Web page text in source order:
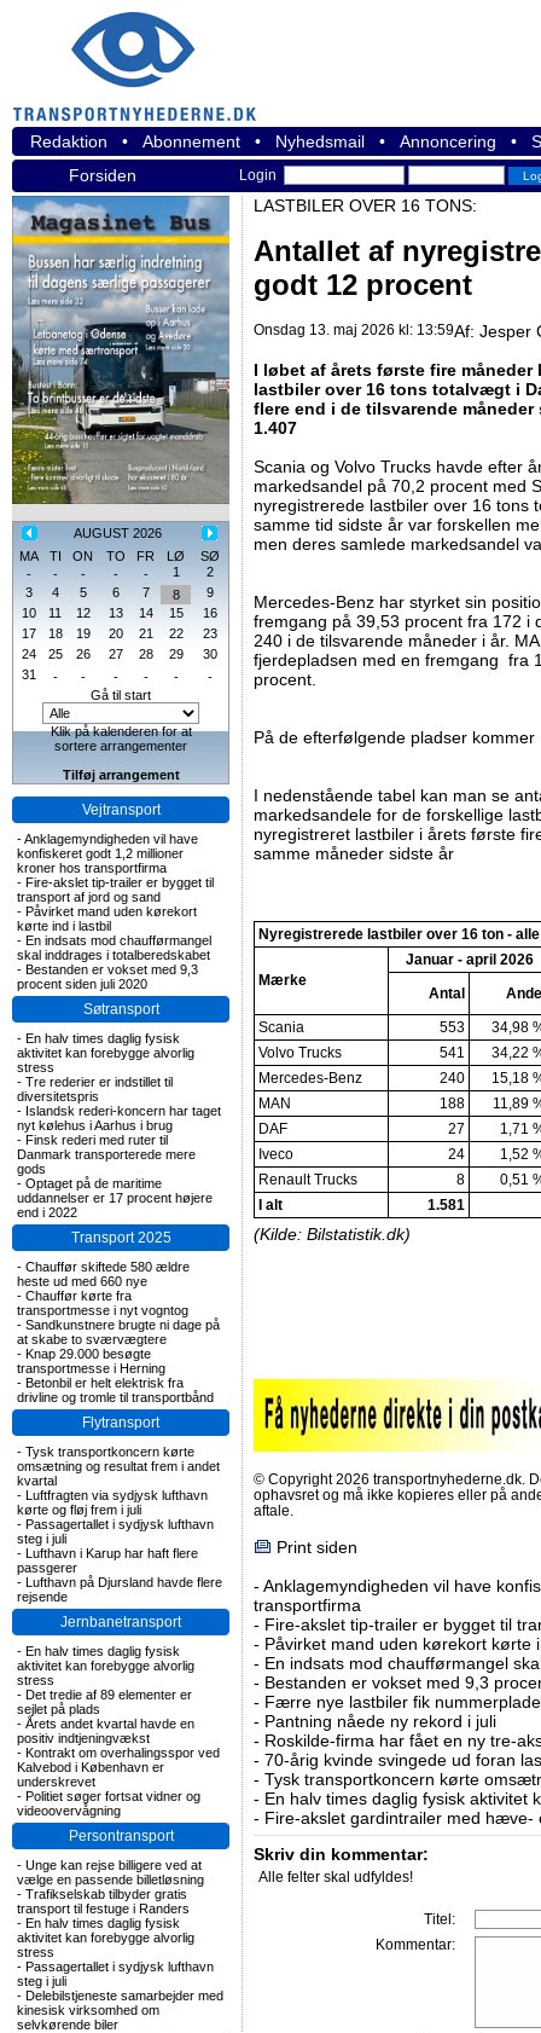
Redaktion • Abonnement • Nyhedsmail • Annoncering •
Forsiden
Login
AUGUST 2026
MA
TI ON TO FR LØ
SØ
-
- - - - 1
2
3
4 5 6 7 8
9
10
11 12 13 14 15
16
17
18 19 20 21 22
23
24
25 26 27 28 29
30
31
- - - - -
-
Gå til start
Klik på kalenderen for at
sortere arrangementer
Tilføj arrangement
Vejtransport
-Anklagemyndigheden vil have
konfiskeret godt 1,2 millioner
kroner hos transportfirma
- Fire-akslet tip-trailer er bygget til
transport af jord og sand
- Påvirket mand uden kørekort
kørte ind i lastbil
- En indsats mod chaufførmangel
skal inddrages i totalberedskabet
- Bestanden er vokset med 9,3
procent siden juli 2020
Søtransport
- En halv times daglig fysisk
aktivitet kan forebygge alvorlig
stress
- Tre rederier er indstillet til
diversitetspris
- Islandsk rederi-koncern har taget
nyt kølehus i Aarhus i brug
- Finsk rederi med ruter til
Danmark transporterede mere
gods
- Optaget på de maritime
uddannelser er 17 procent højere
end i 2022
Transport 2025
- Chauffør skiftede 580 ældre
heste ud med 660 nye
- Chauffør kørte fra
transportmesse i nyt vogntog
- Sandkunstnere brugte ni dage på
at skabe to sværvægtere
- Knap 29.000 besøgte
transportmesse i Herning
- Betonbil er helt elektrisk fra
drivline og tromle til transportbånd
Flytransport
- Tysk transportkoncern kørte
omsætning og resultat frem i andet
kvartal
- Luftfragten via sydjysk lufthavn
kørte og fløj frem i juli
- Passagertallet i sydjysk lufthavn
steg i juli
- Lufthavn i Karup har haft flere
passgerer
- Lufthavn på Djursland havde flere
rejsende
Jernbanetransport
- En halv times daglig fysisk
aktivitet kan forebygge alvorlig
stress
- Det tredie af 89 elementer er
sejlet på plads
- Årets andet kvartal havde en
positiv indtjeningvækst
- Kontrakt om overhalingsspor ved
Kalvebod i København er
underskrevet
- Politiet søger fortsat vidner og
videoovervågning
Persontransport
- Unge kan rejse billigere ved at
vælge en passende billetløsning
- Trafikselskab tilbyder gratis
transport til festuge i Randers
- En halv times daglig fysisk
aktivitet kan forebygge alvorlig
stress
- Passagertallet i sydjysk lufthavn
steg i juli
- Delebilstjeneste samarbejder med
kinesisk virksomhed om
selvkørende biler
LASTBILER OVER 16 TONS:
Antallet af
godt 12 procent
Onsdag 13. maj 2026 kl: 13:59Af: Jesper
I løbet af årets første fire
lastbiler over 16 tons totalvægt i
flere end i de tilsvarende
1.407
Scania og Volvo Trucks havde efter
markedsandel på 70,2 procent med
nyregistrerede lastbiler over 16 tons
samme tid sidste år var forskellen
men deres samlede markedsandel
Mercedes-Benz har styrket sin
fremgang på 39,53 procent fra 172 i
240 i de tilsvarende måneder i år.
fjerdepladsen med en fremgang fra
procent.
På de efterfølgende pladser
I nedenstående tabel kan man se
markedsandele for de forskellige
nyregistreret lastbiler i årets første
samme måneder sidste år
Nyregistrerede lastbiler over 16 ton -
Mærke
Januar - april 2026
Antal
Scania
553
34,98
Volvo Trucks
541
34,22
Mercedes-Benz
240
15,18
MAN
188
11,89
DAF
27
1,71
Iveco
24
1,52
Renault Trucks
8
0,51
I alt
1.581
(Kilde: Bilstatistik.dk)
© Copyright 2026 transportnyhederne.dk.
ophavsret og må ikke kopieres eller på
aftale.
Print siden
- Anklagemyndigheden vil have
transportfirma
- Fire-akslet tip-trailer er bygget til
- Påvirket mand uden kørekort kørte
- En indsats mod chaufførmangel
- Bestanden er vokset med 9,3
- Færre nye lastbiler fik
- Pantning nåede ny rekord i juli
- Roskilde-firma har fået en ny tre-
- 70-årig kvinde svingede ud foran
- Tysk transportkoncern kørte
- En halv times daglig fysisk aktivitet
- Fire-akslet gardintrailer med hæve-
Skriv din kommentar:
Alle felter skal udfyldes!
Titel:
Kommentar: